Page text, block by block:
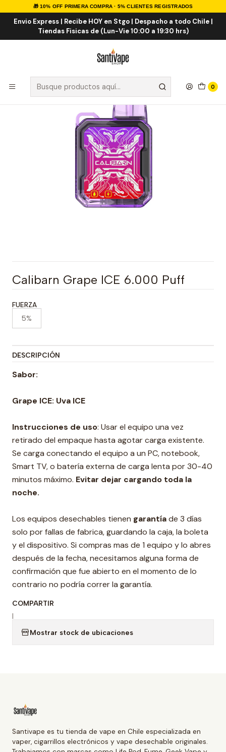
🎁 10% OFF PRIMERA COMPRA · 5% CLIENTES REGISTRADOS
Envio Express | Recibe HOY en Stgo | Despacho a todo Chile |
Tiendas Fisicas de (Lun-Vie 10:00 a 19:30 hrs)
0
Inicio VAPE DESECHABLES VAPE FRUTALES ICE
Calibarn Grape ICE 6.000 Puff
Calibarn Grape ICE 6.000 Puff
FUERZA
5%
DESCRIPCIÓN
Sabor:
Grape ICE: Uva ICE
Instrucciones de uso: Usar el equipo una vez
retirado del empaque hasta agotar carga existente.
Se carga conectando el equipo a un PC, notebook,
Smart TV, o batería externa de carga lenta por 30-40
minutos máximo. Evitar dejar cargando toda la
noche.
Los equipos desechables tienen garantíade 3 días
solo por fallas de fabrica, guardando la caja, la boleta
y el dispositivo. Si compras mas de 1 equipo y lo abres
después de la fecha, necesitamos alguna forma de
confirmación que fue abierto en el momento de lo
contrario no podría correr la garantía.
COMPARTIR
|
Mostrar stock de ubicaciones
Santivape es tu tienda de vape en Chile especializada en
vaper, cigarrillos electrónicos y vape desechable originales.